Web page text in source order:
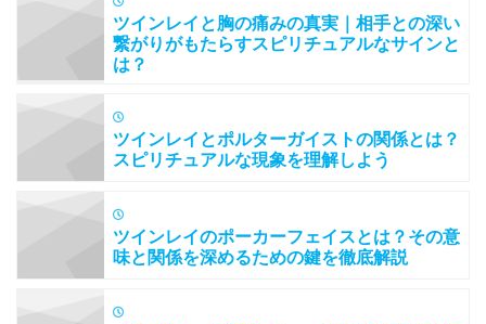
ツインレイと胸の痛みの真実｜相手との深い
繋がりがもたらすスピリチュアルなサインと
は？
ツインレイとポルターガイストの関係とは？
スピリチュアルな現象を理解しよう
ツインレイのポーカーフェイスとは？その意
味と関係を深めるための鍵を徹底解説